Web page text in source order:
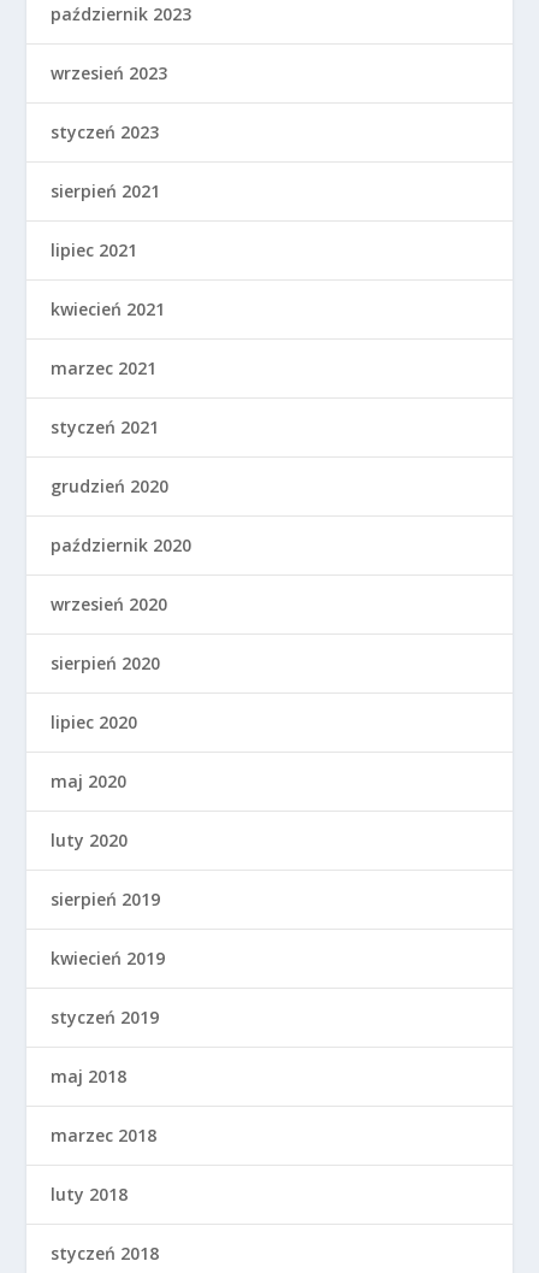
październik 2023
wrzesień 2023
styczeń 2023
sierpień 2021
lipiec 2021
kwiecień 2021
marzec 2021
styczeń 2021
grudzień 2020
październik 2020
wrzesień 2020
sierpień 2020
lipiec 2020
maj 2020
luty 2020
sierpień 2019
kwiecień 2019
styczeń 2019
maj 2018
marzec 2018
luty 2018
styczeń 2018